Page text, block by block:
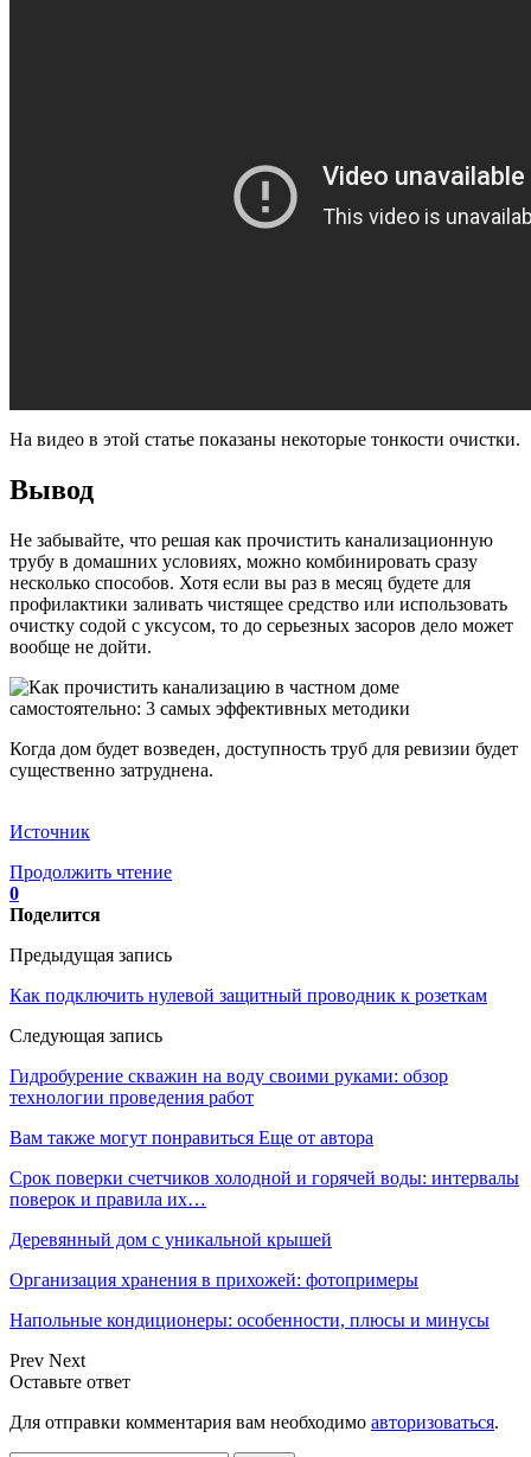
На видео в этой статье показаны некоторые тонкости очистки.
Вывод
Не забывайте, что решая как прочистить канализационную
трубу в домашних условиях, можно комбинировать сразу
несколько способов. Хотя если вы раз в месяц будете для
профилактики заливать чистящее средство или использовать
очистку содой с уксусом, то до серьезных засоров дело может
вообще не дойти.
Когда дом будет возведен, доступность труб для ревизии будет
существенно затруднена.
Источник
Продолжить чтение
0
Поделится
Предыдущая запись
Как подключить нулевой защитный проводник к розеткам
Следующая запись
Гидробурение скважин на воду своими руками: обзор
технологии проведения работ
Вам также могут понравиться Еще от автора
Срок поверки счетчиков холодной и горячей воды: интервалы
поверок и правила их…
Деревянный дом с уникальной крышей
Организация хранения в прихожей: фотопримеры
Напольные кондиционеры: особенности, плюсы и минусы
Prev Next
Оставьте ответ
Для отправки комментария вам необходимо авторизоваться.